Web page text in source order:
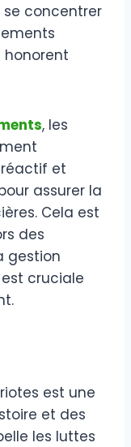
concentrer
, les
réactif et
assurer la
Cela est
des
gestion
cruciale
est une
et des
les luttes